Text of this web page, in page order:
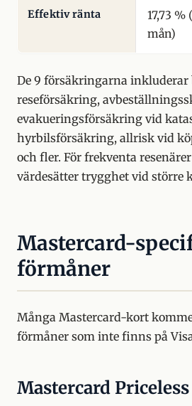
Effektiv ränta
17,73
mån)
De 9 försäkringarna
reseförsäkring,
evakueringsförsäkring vid
hyrbilsförsäkring, allrisk vid
och fler. För frekventa
värdesätter trygghet vid större
Mastercard-
förmåner
Många Mastercard-kort
förmåner som inte finns på
Mastercard Priceless